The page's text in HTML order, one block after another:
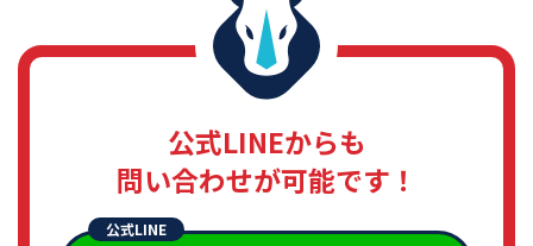
公式LINEからも
問い合わせが可能です！
公式LINE